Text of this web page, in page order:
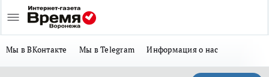
Мы в ВКонтакте Мы в Telegram Информация о нас